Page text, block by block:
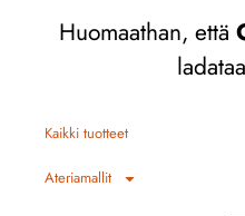
Huomaathan, että
Kaikki tuotteet
Ateriamallit